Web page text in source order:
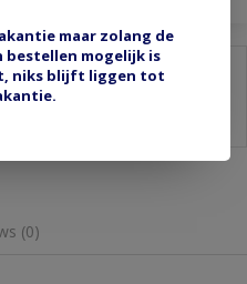
(0)
maar zolang de
bestellen mogelijk is
niks blijft liggen tot